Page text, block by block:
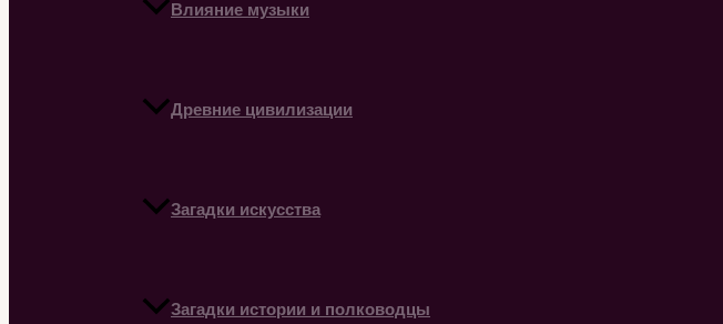
Влияние музыки
Древние цивилизации
Загадки искусства
Загадки истории и полководцы